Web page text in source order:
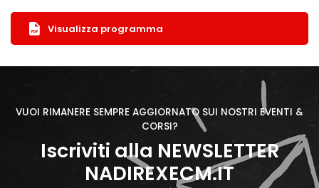
Visualizza programma
VUOI RIMANERE SEMPRE AGGIORNATO SUI NOSTRI EVENTI &
CORSI?
Iscriviti alla NEWSLETTER
NADIREXECM.IT